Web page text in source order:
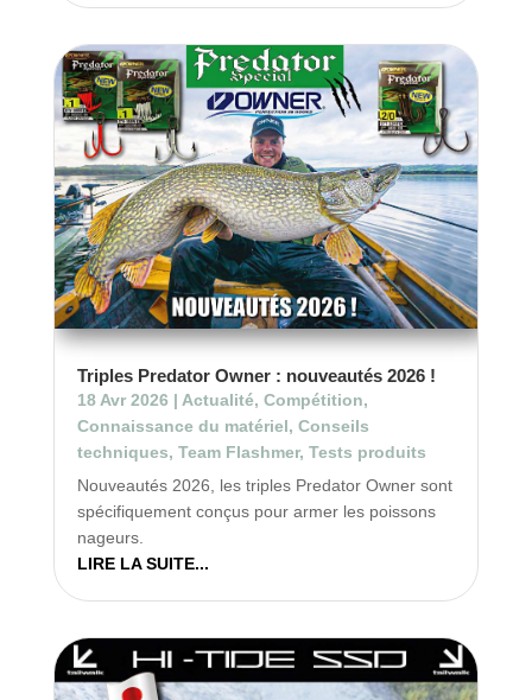
Triples Predator Owner : nouveautés 2026 !
18 Avr 2026 | Actualité, Compétition,
Connaissance du matériel, Conseils
techniques, Team Flashmer, Tests produits
Nouveautés 2026, les triples Predator Owner sont
spécifiquement conçus pour armer les poissons
nageurs.
LIRE LA SUITE...